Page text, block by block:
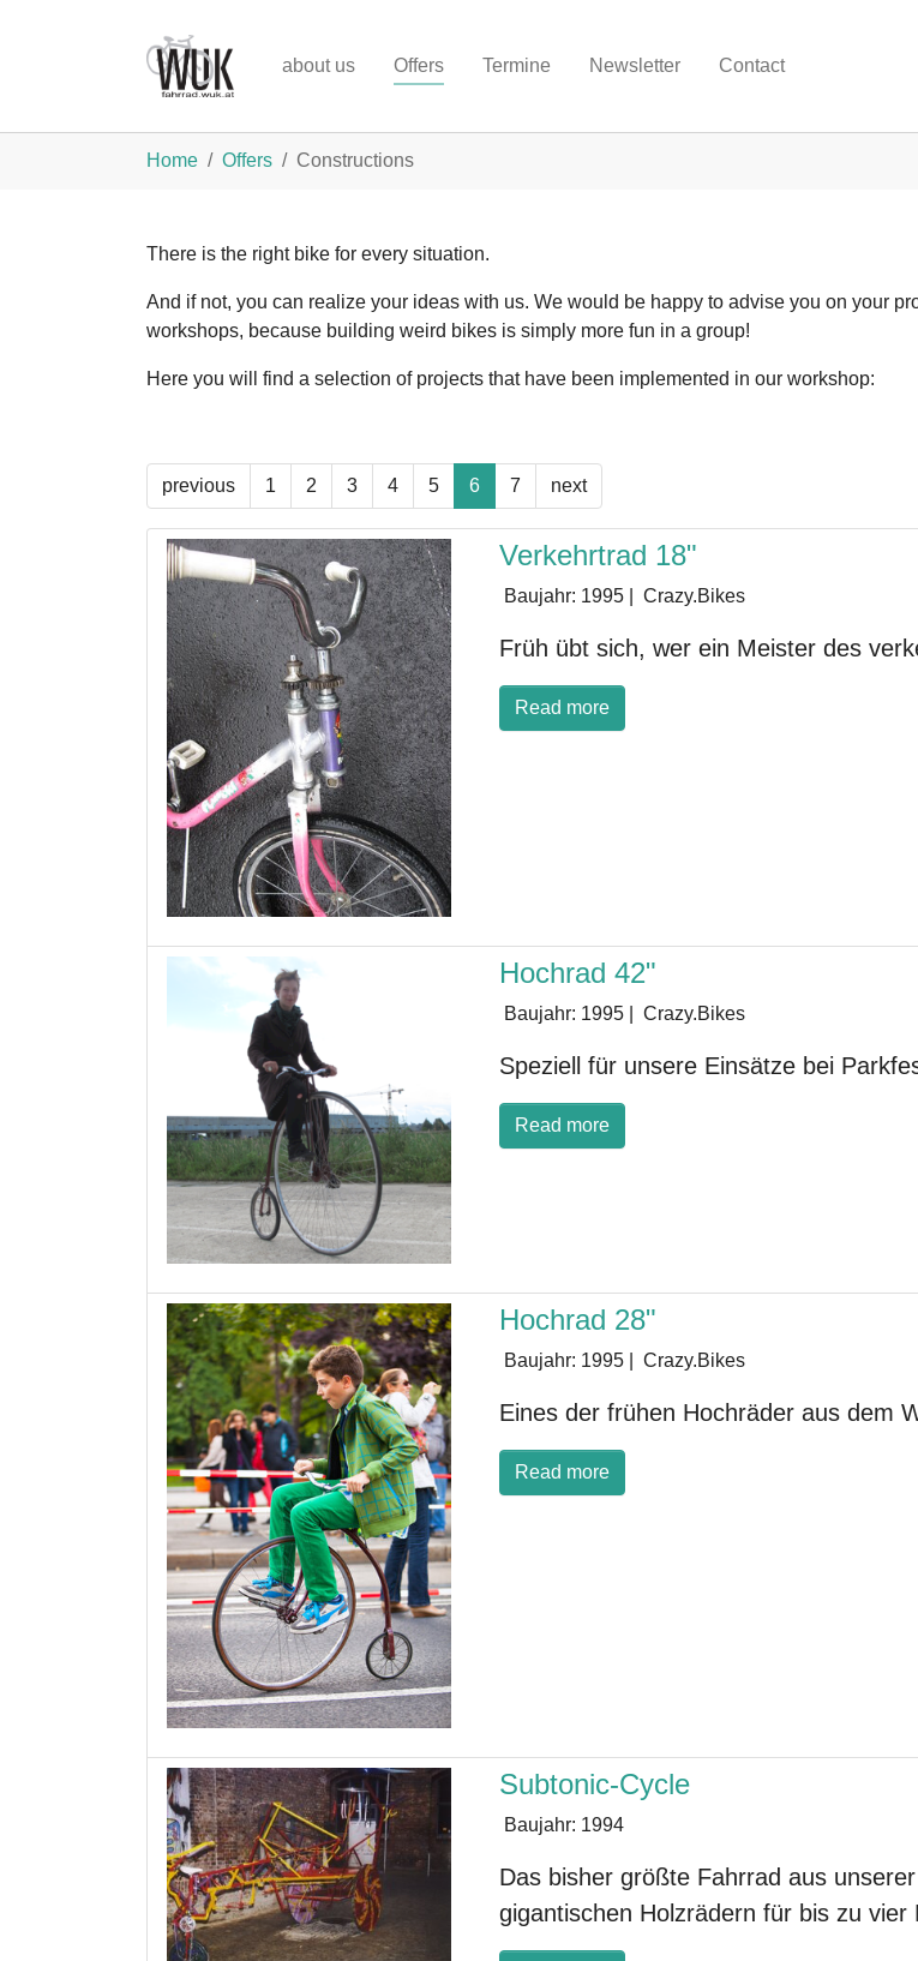
about us Offers Termine Newsletter Contact
Home Offers Constructions
There is the right bike for every situation.
And if not, you can realize your ideas with us. We would be happy to advise you on your
workshops, because building weird bikes is simply more fun in a group!
Here you will find a selection of projects that have been implemented in our workshop:
previous 1 2 3 4 5 6 7 next
Verkehrtrad 18"
Baujahr: 1995 Crazy.Bikes
Früh übt sich, wer ein Meister des
Read more
Hochrad 42"
Baujahr: 1995 Crazy.Bikes
Speziell für unsere Einsätze bei
Read more
Hochrad 28"
Baujahr: 1995 Crazy.Bikes
Eines der frühen Hochräder aus dem
Read more
Subtonic-Cycle
Baujahr: 1994
Das bisher größte Fahrrad aus
gigantischen Holzrädern für bis zu